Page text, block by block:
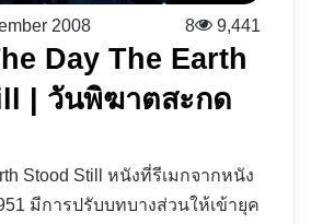
2008 8 9,441
Day The Earth
| วันพิฆาตสะกด
Stood Still หนังที่รีเมกจากหนัง
มีการปรับบทบางส่วนให้เข้ายุค